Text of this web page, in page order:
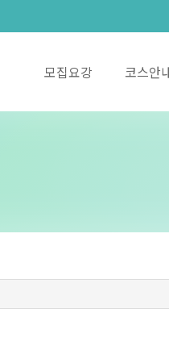
모집요강 코스안